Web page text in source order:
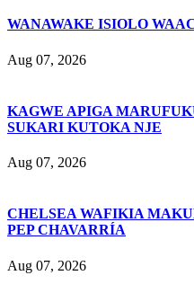
WANAWAKE ISIOLO
Aug 07, 2026
KAGWE APIGA
SUKARI KUTOKA NJE
Aug 07, 2026
CHELSEA WAFIKIA
PEP CHAVARRÍA
Aug 07, 2026